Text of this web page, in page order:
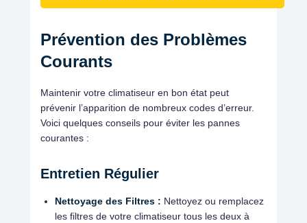
Prévention des Problèmes
Courants
Maintenir votre climatiseur en bon état peut
prévenir l’apparition de nombreux codes d’erreur.
Voici quelques conseils pour éviter les pannes
courantes :
Entretien Régulier
Nettoyage des Filtres : Nettoyez ou remplacez
les filtres de votre climatiseur tous les deux à